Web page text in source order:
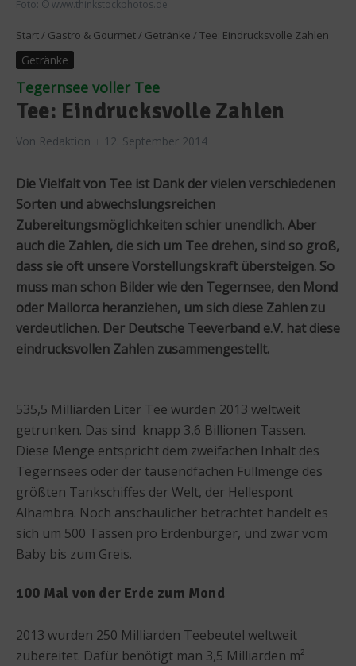
Foto: © www.thinkstockphotos.de
Start / Gastro & Gourmet / Getränke / Tee: Eindrucksvolle Zahlen
Getränke
Tegernsee voller Tee
Tee: Eindrucksvolle Zahlen
Von Redaktion 12. September 2014
Die Vielfalt von Tee ist Dank der vielen verschiedenen
Sorten und abwechslungsreichen
Zubereitungsmöglichkeiten schier unendlich. Aber
auch die Zahlen, die sich um Tee drehen, sind so groß,
dass sie oft unsere Vorstellungskraft übersteigen. So
muss man schon Bilder wie den Tegernsee, den Mond
oder Mallorca heranziehen, um sich diese Zahlen zu
verdeutlichen. Der Deutsche Teeverband e.V. hat diese
eindrucksvollen Zahlen zusammengestellt.
535,5 Milliarden Liter Tee wurden 2013 weltweit
getrunken. Das sind knapp 3,6 Billionen Tassen.
Diese Menge entspricht dem zweifachen Inhalt des
Tegernsees oder der tausendfachen Füllmenge des
größten Tankschiffes der Welt, der Hellespont
Alhambra. Noch anschaulicher betrachtet handelt es
sich um 500 Tassen pro Erdenbürger, und zwar vom
Baby bis zum Greis.
100 Mal von der Erde zum Mond
2013 wurden 250 Milliarden Teebeutel weltweit
zubereitet. Dafür benötigt man 3,5 Milliarden m²